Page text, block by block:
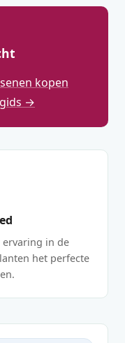
kopen
→
ervaring in de
het perfecte